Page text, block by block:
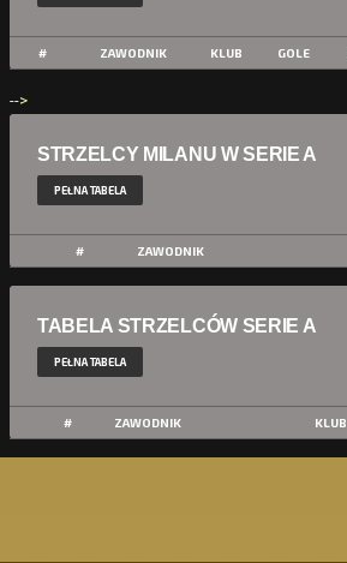
# ZAWODNIK KLUB GOLE
-->
STRZELCY MILANU W SERIE A
PEŁNA TABELA
# ZAWODNIK
TABELA STRZELCÓW SERIE A
PEŁNA TABELA
# ZAWODNIK KLUB